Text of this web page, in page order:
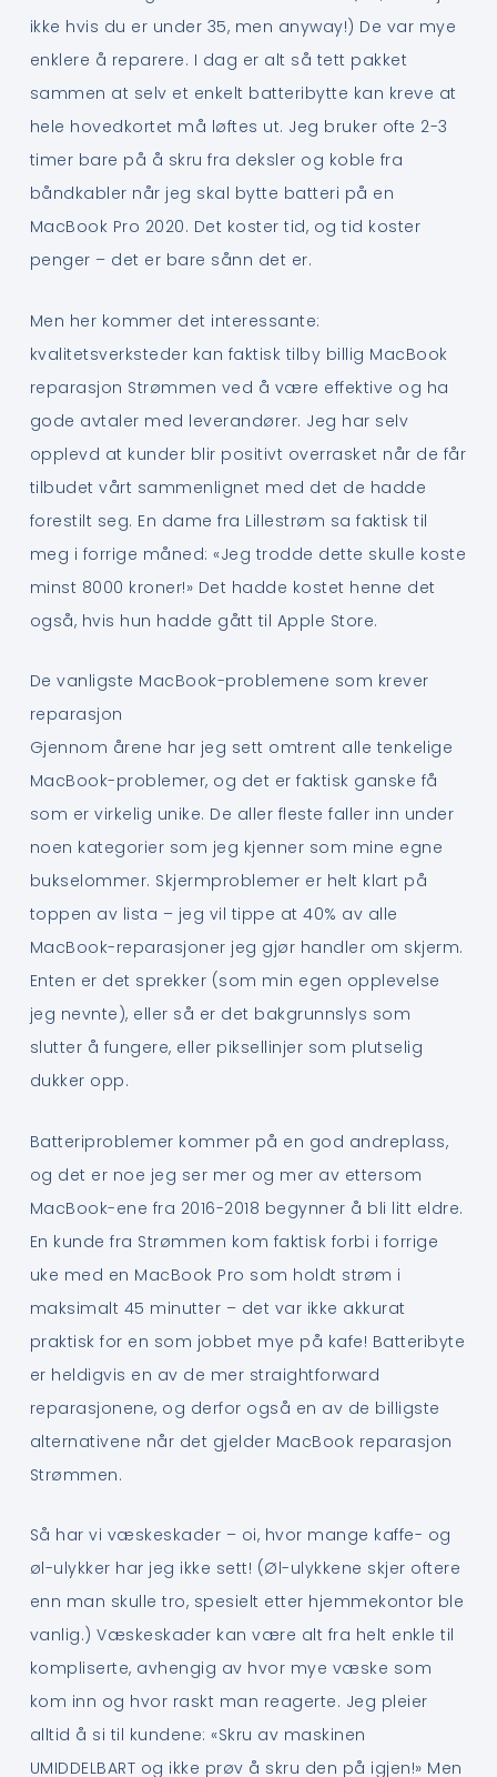
ikke hvis du er under 35, men anyway!) De var mye
enklere å reparere. I dag er alt så tett pakket
sammen at selv et enkelt batteribytte kan kreve at
hele hovedkortet må løftes ut. Jeg bruker ofte 2-3
timer bare på å skru fra deksler og koble fra
båndkabler når jeg skal bytte batteri på en
MacBook Pro 2020. Det koster tid, og tid koster
penger – det er bare sånn det er.
Men her kommer det interessante:
kvalitetsverksteder kan faktisk tilby billig MacBook
reparasjon Strømmen ved å være effektive og ha
gode avtaler med leverandører. Jeg har selv
opplevd at kunder blir positivt overrasket når de får
tilbudet vårt sammenlignet med det de hadde
forestilt seg. En dame fra Lillestrøm sa faktisk til
meg i forrige måned: «Jeg trodde dette skulle koste
minst 8000 kroner!» Det hadde kostet henne det
også, hvis hun hadde gått til Apple Store.
De vanligste MacBook-problemene som krever
reparasjon
Gjennom årene har jeg sett omtrent alle tenkelige
MacBook-problemer, og det er faktisk ganske få
som er virkelig unike. De aller fleste faller inn under
noen kategorier som jeg kjenner som mine egne
bukselommer. Skjermproblemer er helt klart på
toppen av lista – jeg vil tippe at 40% av alle
MacBook-reparasjoner jeg gjør handler om skjerm.
Enten er det sprekker (som min egen opplevelse
jeg nevnte), eller så er det bakgrunnslys som
slutter å fungere, eller piksellinjer som plutselig
dukker opp.
Batteriproblemer kommer på en god andreplass,
og det er noe jeg ser mer og mer av ettersom
MacBook-ene fra 2016-2018 begynner å bli litt eldre.
En kunde fra Strømmen kom faktisk forbi i forrige
uke med en MacBook Pro som holdt strøm i
maksimalt 45 minutter – det var ikke akkurat
praktisk for en som jobbet mye på kafe! Batteribyte
er heldigvis en av de mer straightforward
reparasjonene, og derfor også en av de billigste
alternativene når det gjelder MacBook reparasjon
Strømmen.
Så har vi væskeskader – oi, hvor mange kaffe- og
øl-ulykker har jeg ikke sett! (Øl-ulykkene skjer oftere
enn man skulle tro, spesielt etter hjemmekontor ble
vanlig.) Væskeskader kan være alt fra helt enkle til
kompliserte, avhengig av hvor mye væske som
kom inn og hvor raskt man reagerte. Jeg pleier
alltid å si til kundene: «Skru av maskinen
UMIDDELBART og ikke prøv å skru den på igjen!» Men